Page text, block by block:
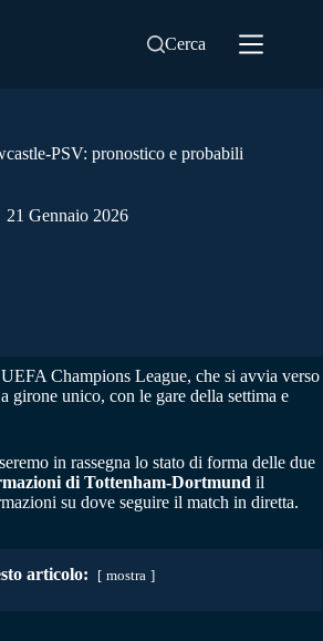
Cerca
PSV: pronostico e probabili
21 Gennaio 2026
Champions League, che si avvia verso
girone unico, con le gare della settima e
in rassegna lo stato di forma delle due
di Tottenham-Dortmund il
su dove seguire il match in diretta.
articolo: mostra